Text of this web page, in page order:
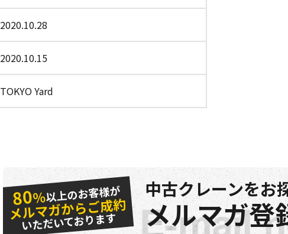
2020.10.28
2020.10.15
TOKYO Yard
80％以上のお客様が
メルマガからご成約
いただいております
中古クレーンをお
メルマガ登